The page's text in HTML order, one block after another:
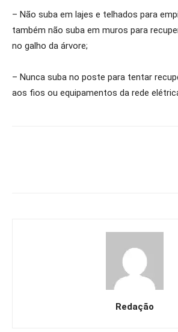
– Não suba em lajes e telhados para
também não suba em muros para
no galho da árvore;
– Nunca suba no poste para tentar
aos fios ou equipamentos da rede
Redação